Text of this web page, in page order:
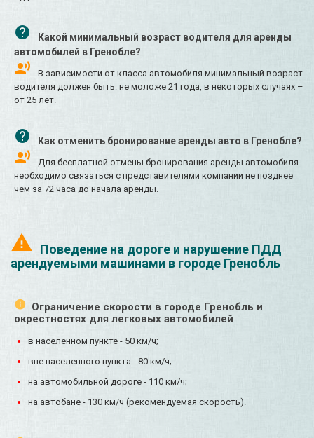
Какой минимальный возраст водителя для аренды
автомобилей в Гренобле?
В зависимости от класса автомобиля минимальный возраст
водителя должен быть: не моложе 21 года, в некоторых случаях –
от 25 лет.
Как отменить бронирование аренды авто в Гренобле?
Для бесплатной отмены бронирования аренды автомобиля
необходимо связаться с представителями компании не позднее
чем за 72 часа до начала аренды.
Поведение на дороге и нарушение ПДД
арендуемыми машинами в городе Гренобль
Ограничение скорости в городе Гренобль и
окрестностях для легковых автомобилей
в населенном пункте - 50 км/ч;
вне населенного пункта - 80 км/ч;
на автомобильной дороге - 110 км/ч;
на автобане - 130 км/ч (рекомендуемая скорость).